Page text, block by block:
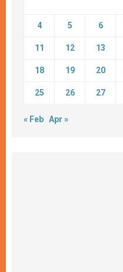
4 5 6
11 12 13
18 19 20
25 26 27
« Feb Apr »